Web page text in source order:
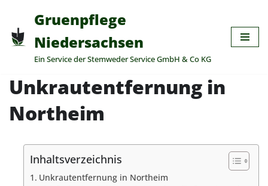
Zum
Inhalt
springen
Gruenpflege
Niedersachsen
Ein Service der Stemweder Service GmbH & Co KG
Unkrautentfernung in
Northeim
Inhaltsverzeichnis
Unkrautentfernung in Northeim